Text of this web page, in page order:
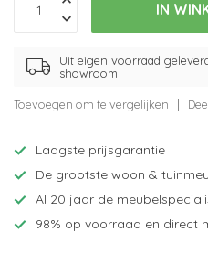
IN
Uit eigen voorraad
showroom
Toevoegen om te vergelijken
Laagste prijsgarantie
De grootste woon &
Al 20 jaar de
98% op voorraad en direct